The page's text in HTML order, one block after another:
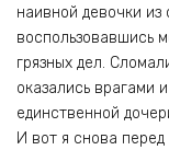
наивной девочки
воспользовавшись
грязных дел.
оказались врагами
единственной
И вот я снова